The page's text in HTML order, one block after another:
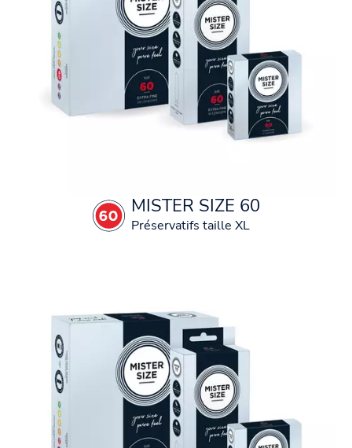
MISTER SIZE 60
Préservatifs taille XL